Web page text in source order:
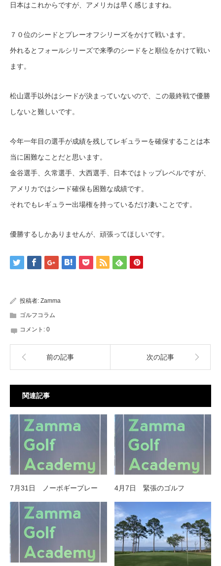
日本はこれからですが、アメリカは早く感じますね。
７０位のシードとプレーオフシリーズをかけて戦います。
外れるとフォールシリーズで来季のシードをと順位をかけて戦い
ます。
松山選手以外はシードが決まっていないので、この最終戦で優勝
しないと難しいです。
今年一年目の選手が成績を残してレギュラーを確保することは本
当に困難なことだと思います。
金谷選手、久常選手、大西選手、日本ではトップレベルですが、
アメリカではシード確保も困難な成績です。
それでもレギュラー出場権を持っているだけ凄いことです。
優勝するしかありませんが、頑張ってほしいです。
投稿者: Zamma
ゴルフコラム
コメント: 0
前の記事 次の記事
関連記事
7月31日 ノーボギープレー 4月7日 緊張のゴルフ